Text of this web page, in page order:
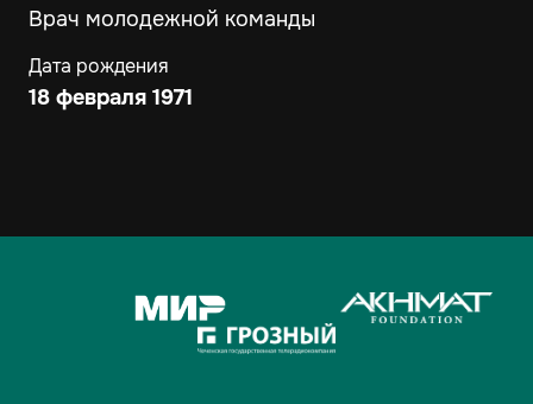
Врач молодежной команды
Дата рождения
18 февраля 1971